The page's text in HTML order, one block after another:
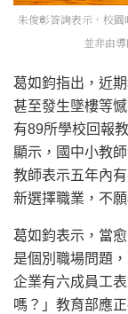
朱俊彰答詢表示，校園
並非由
葛如鈞指出，近
甚至發生墜樓等
有89所學校回報
顯示，國中小教
教師表示五年內
新選擇職業，不
葛如鈞表示，當
是個別職場問題
企業有六成員工
嗎？」教育部應